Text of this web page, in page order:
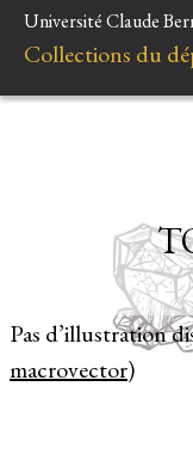
Université Claude
Collections du
Pas d’illustration
macrovector)